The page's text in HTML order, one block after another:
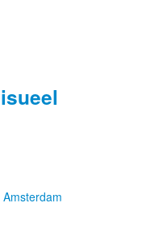
Amsterdam